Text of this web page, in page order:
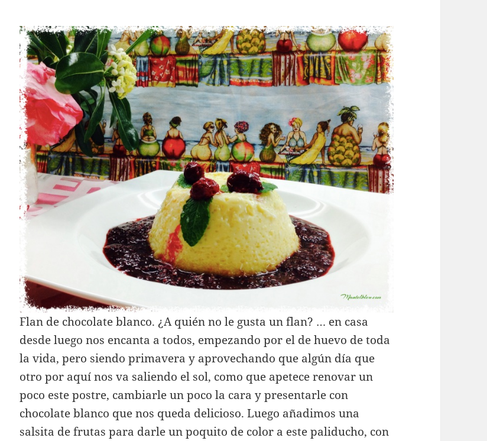
Flan de chocolate blanco. ¿A quién no le gusta un flan? … en casa
desde luego nos encanta a todos, empezando por el de huevo de toda
la vida, pero siendo primavera y aprovechando que algún día que
otro por aquí nos va saliendo el sol, como que apetece renovar un
poco este postre, cambiarle un poco la cara y presentarle con
chocolate blanco que nos queda delicioso. Luego añadimos una
salsita de frutas para darle un poquito de color a este paliducho, con